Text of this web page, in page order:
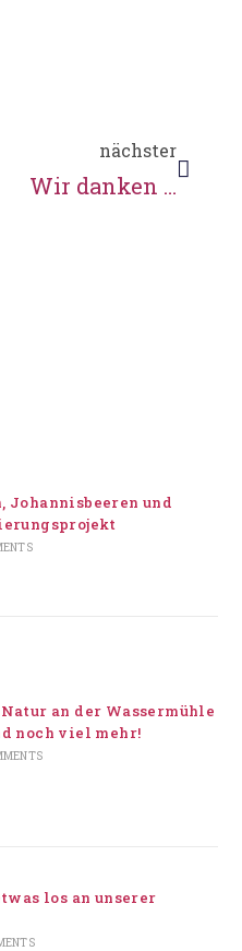
nächster
Wir danken …
Johannisbeeren und
an der Wassermühle
noch viel mehr!
los an unserer